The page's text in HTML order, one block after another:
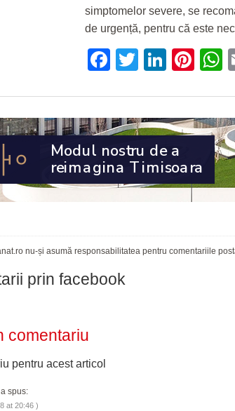
simptomelor severe, se
de urgență, pentru că este
Facebook
Twitter
nu-și asumă responsabilitatea pentru comentariile
prin facebook
comentariu
pentru acest articol
a spus:
at 20:46 )